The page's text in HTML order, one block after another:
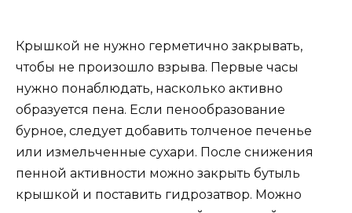
Крышкой не нужно герметично закрывать,
чтобы не произошло взрыва. Первые часы
нужно понаблюдать, насколько активно
образуется пена. Если пенообразование
бурное, следует добавить толченое печенье
или измельченные сухари. После снижения
пенной активности можно закрыть бутыль
крышкой и поставить гидрозатвор. Можно